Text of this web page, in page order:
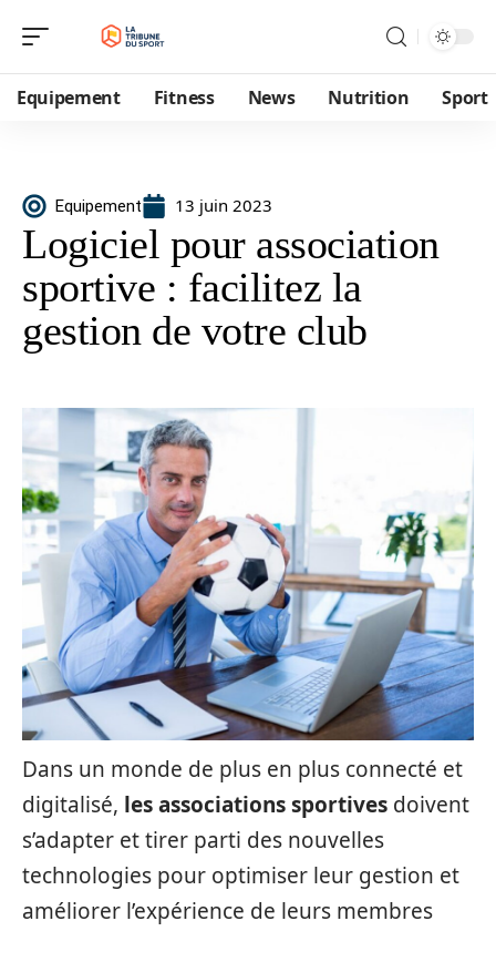
Equipement Fitness News Nutrition Sport
Equipement 13 juin 2023
Logiciel pour association
sportive : facilitez la
gestion de votre club
Dans un monde de plus en plus connecté et
digitalisé, les associations sportives doivent
s’adapter et tirer parti des nouvelles
technologies pour optimiser leur gestion et
améliorer l’expérience de leurs membres